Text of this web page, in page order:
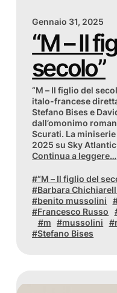
Gennaio 31, 2025
“M – Il
secolo”
“M – Il figlio del
italo-francese
Stefano Bises e
dall’omonimo
Scurati. La
2025 su Sky
Continua a leggere…
“M – Il figlio del
Barbara
benito mussolini
Francesco Russo
m
mussolini
Stefano Bises